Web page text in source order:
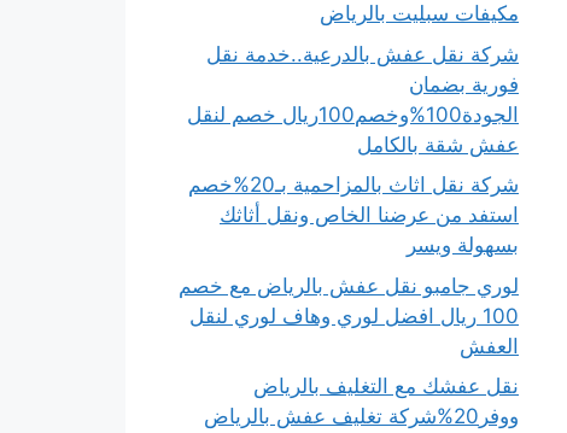
مكيفات سبليت بالرياض
شركة نقل عفش بالدرعية..خدمة نقل
فورية بضمان
الجودة100%وخصم100ريال خصم لنقل
عفش شقة بالكامل
شركة نقل اثاث بالمزاحمية بـ20%خصم
استفد من عرضنا الخاص ونقل أثاثك
بسهولة ويسر
لوري جامبو نقل عفش بالرياض مع خصم
100 ريال افضل لوري وهاف لوري لنقل
العفش
نقل عفشك مع التغليف بالرياض
ووفر20%شركة تغليف عفش بالرياض